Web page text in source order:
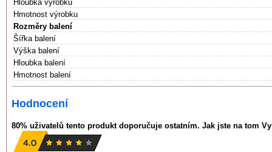
Hloubka výrobku
Hmotnost výrobku
Rozměry balení
Šířka balení
Výška balení
Hloubka balení
Hmotnost balení
Hodnocení
80% uživatelů tento produkt doporučuje ostatním. Jak jste na tom